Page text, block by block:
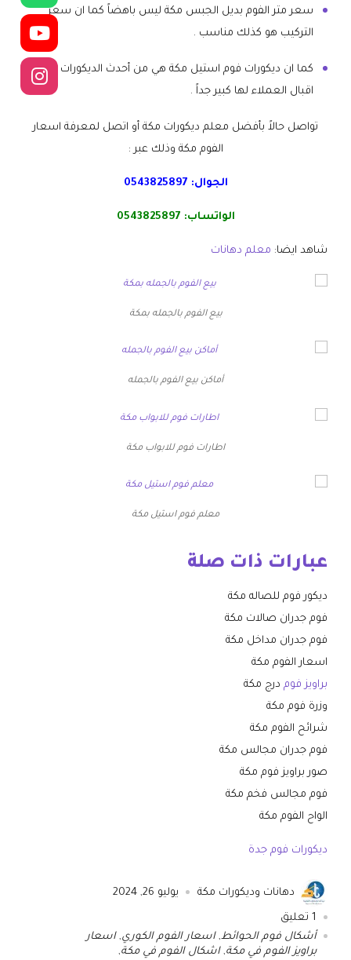
سعر متر الفوم بديل الجبس مكة ليس باهضاً كما ان سعر
التركيب هو كذلك مناسب .
كما ان ديكورات فوم استيل مكة هي من أحدث الديكورات لذا فإن
اقبال العملاء لها كبير جداً .
تواصل حالاً بأفضل معلم ديكورات مكة أو اتصل لمعرفة اسعار
الفوم مكة وذلك عبر :
الجوال: 0543825897
الواتساب: 0543825897
شاهد ايضا: معلم دهانات
بيع الفوم بالجمله بمكة
أماكن بيع الفوم بالجمله
اطارات فوم للابواب مكة
معلم فوم استيل مكة
عبارات ذات صلة
ديكور فوم للصاله مكة
فوم جدران صالات مكة
فوم جدران مداخل مكة
اسعار الفوم مكة
براويز فوم درج مكة
وزرة فوم مكة
شرائح الفوم مكة
فوم جدران مجالس مكة
صور براويز فوم مكة
فوم مجالس فخم مكة
الواح الفوم مكة
ديكورات فوم جدة
دهانات وديكورات مكة يوليو 26, 2024
1 تعليق
أشكال فوم الحوائط,اسعار الفوم الكوري,اسعار
براويز الفوم في مكة,اشكال الفوم في مكة,